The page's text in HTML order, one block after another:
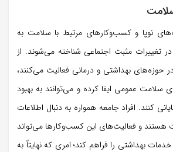
نوپا و کسب‌وکارهای مرتبط با سلامت به
تغییرات مثبت اجتماعی شناخته می‌شوند. از
حوزه‌های بهداشتی و درمانی فعالیت می‌کنند،
سلامت عمومی ایفا کرده و می‌توانند به بهبود
کنند. افراد جامعه همواره به دنبال اطلاعات
هستند و فعالیت‌های این کسب‌وکارها می‌تواند
بهداشتی را فراهم کند؛ امری که نهایتاً به